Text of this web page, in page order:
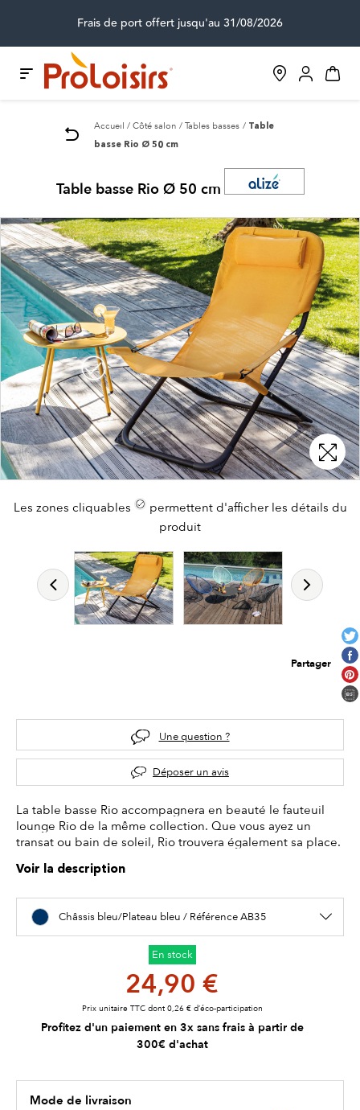
Frais de port offert jusqu'au 31/08/2026
Accueil Côté salon Tables basses Table
basse Rio Ø 50 cm
Table basse Rio Ø 50 cm
Les zones cliquables
permettent d'afficher les détails du
produit
Les zones cliquables
permettent d'afficher les détails du
produit
Les zones cliquables
permettent d'afficher les détails du
produit
Partager
Une question ?
Déposer un avis
La table basse Rio accompagnera en beauté le fauteuil
lounge Rio de la même collection. Que vous ayez un
transat ou bain de soleil, Rio trouvera également sa place.
Voir la description
Châssis bleu/Plateau bleu / Référence AB35
En stock
24,90 €
Prix unitaire TTC dont 0,26 € d’éco-participation
Profitez d'un paiement en 3x sans frais à partir de
300€ d'achat
Mode de livraison